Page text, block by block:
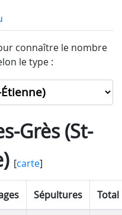
connaître le nombre
le type :
Grès (St-
[carte]
Sépultures Total